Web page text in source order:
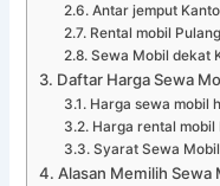
Antar jemput
Rental mobil
Sewa Mobil dekat
Daftar Harga Sewa
Harga sewa mobil
Harga rental mobil
Syarat Sewa
Alasan Memilih Sewa